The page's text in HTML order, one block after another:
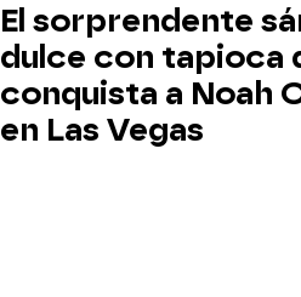
El sorprendente
dulce con tapioca
conquista a Noah
en Las Vegas